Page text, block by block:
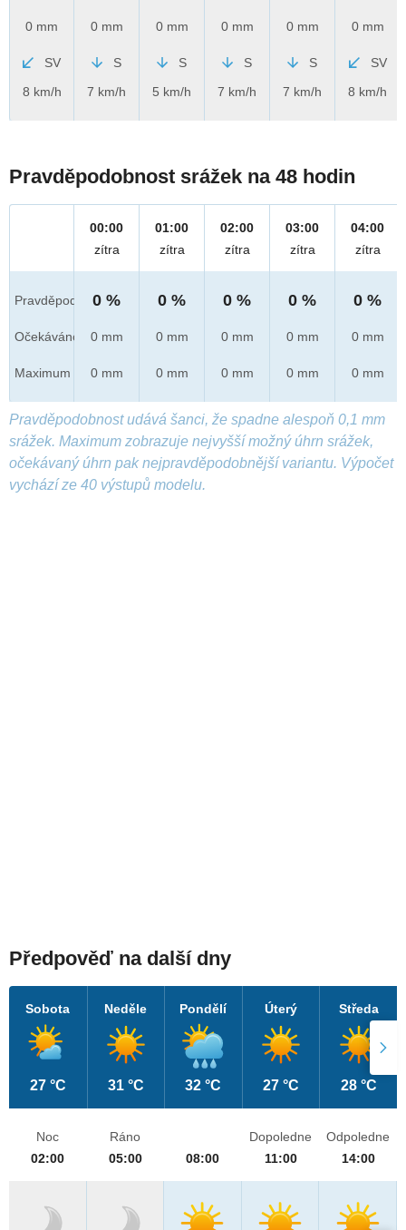
0 mm
SV
8 km/h
0 mm
S
7 km/h
0 mm
S
5 km/h
0 mm
S
7 km/h
0 mm
S
7 km/h
0 mm
SV
8 km/h
Pravděpodobnost srážek na 48 hodin
Pravděpod.
Očekáváno
Maximum
00:00
zítra
0 %
0 mm
0 mm
01:00
zítra
0 %
0 mm
0 mm
02:00
zítra
0 %
0 mm
0 mm
03:00
zítra
0 %
0 mm
0 mm
04:00
zítra
0 %
0 mm
0 mm
Pravděpodobnost udává šanci, že spadne alespoň 0,1 mm
srážek. Maximum zobrazuje nejvyšší možný úhrn srážek,
očekávaný úhrn pak nejpravděpodobnější variantu. Výpočet
vychází ze 40 výstupů modelu.
Předpověď na další dny
Sobota
27 °C
Neděle
31 °C
Pondělí
32 °C
Úterý
27 °C
Středa
28 °C
Noc
02:00
Ráno
05:00
08:00
Dopoledne
11:00
Odpoledne
14:00